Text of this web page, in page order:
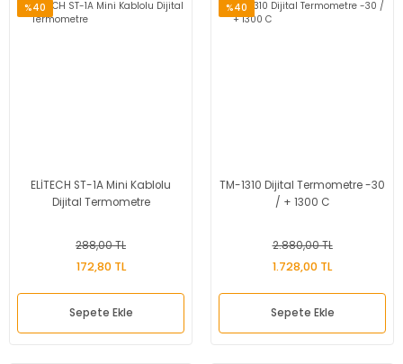
%40
ELİTECH ST-1A Mini Kablolu
Dijital Termometre
288,00 TL
172,80 TL
Sepete Ekle
%40
TM-1310 Dijital Termometre -30
/ + 1300 C
2.880,00 TL
1.728,00 TL
Sepete Ekle